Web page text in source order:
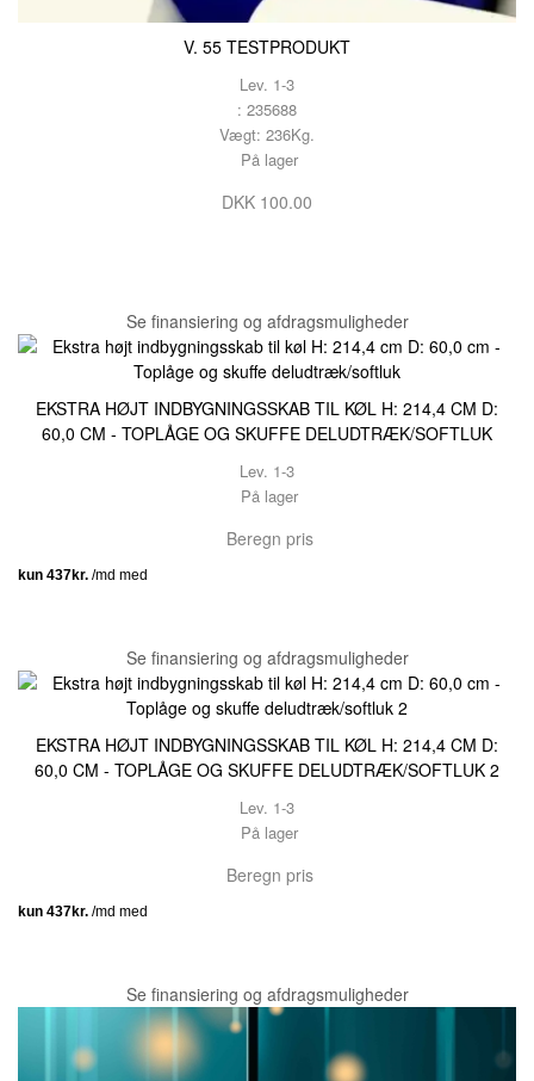
V. 55 TESTPRODUKT
Lev. 1-3
: 235688
Vægt: 236Kg.
På lager
DKK 100.00
Se finansiering og afdragsmuligheder
EKSTRA HØJT INDBYGNINGSSKAB TIL KØL H: 214,4 CM D:
60,0 CM - TOPLÅGE OG SKUFFE DELUDTRÆK/SOFTLUK
Lev. 1-3
På lager
Beregn pris
Se finansiering og afdragsmuligheder
EKSTRA HØJT INDBYGNINGSSKAB TIL KØL H: 214,4 CM D:
60,0 CM - TOPLÅGE OG SKUFFE DELUDTRÆK/SOFTLUK 2
Lev. 1-3
På lager
Beregn pris
Se finansiering og afdragsmuligheder